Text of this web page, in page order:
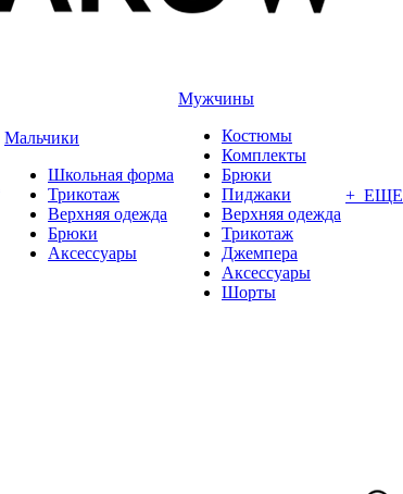
Мальчики
Школьная форма
Трикотаж
Верхняя одежда
Брюки
Аксессуары
Мужчины
Костюмы
Комплекты
Брюки
Пиджаки
Верхняя одежда
Трикотаж
Джемпера
Аксессуары
Шорты
+ ЕЩЕ